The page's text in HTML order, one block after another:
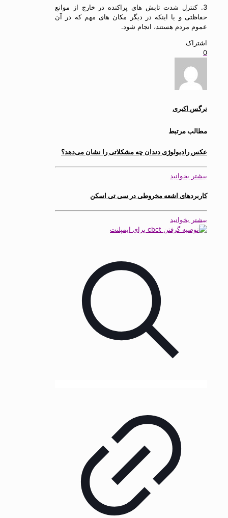
3. کنترل شدت تابش های پراکنده در خارج از موانع
حفاظتی و یا اینکه در دیگر مکان های مهم که در آن
عموم مردم هستند، انجام شود.
اشتراک
0
نرگس اکبری
مطالب مرتبط
عکس رادیولوژی دندان چه مشکلاتی را نشان می‌دهد؟
بیشتر بخوانید
کاربردهای اشعه مخروطی در سی تی اسکن
بیشتر بخوانید